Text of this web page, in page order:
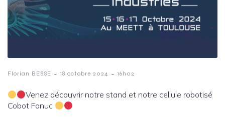
Florian BESSE - 18 octobre 2024 - 16h02
Venez découvrir notre stand et notre cellule robotisé
Cobot Fanuc